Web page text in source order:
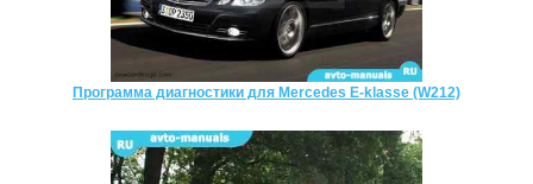
Программа диагностики для Mercedes E-klasse (W212)